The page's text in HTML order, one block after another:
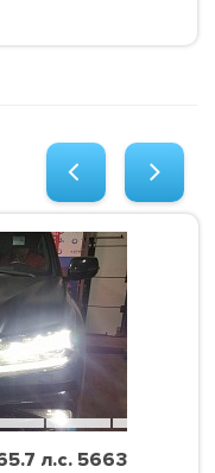
л.с. 5663